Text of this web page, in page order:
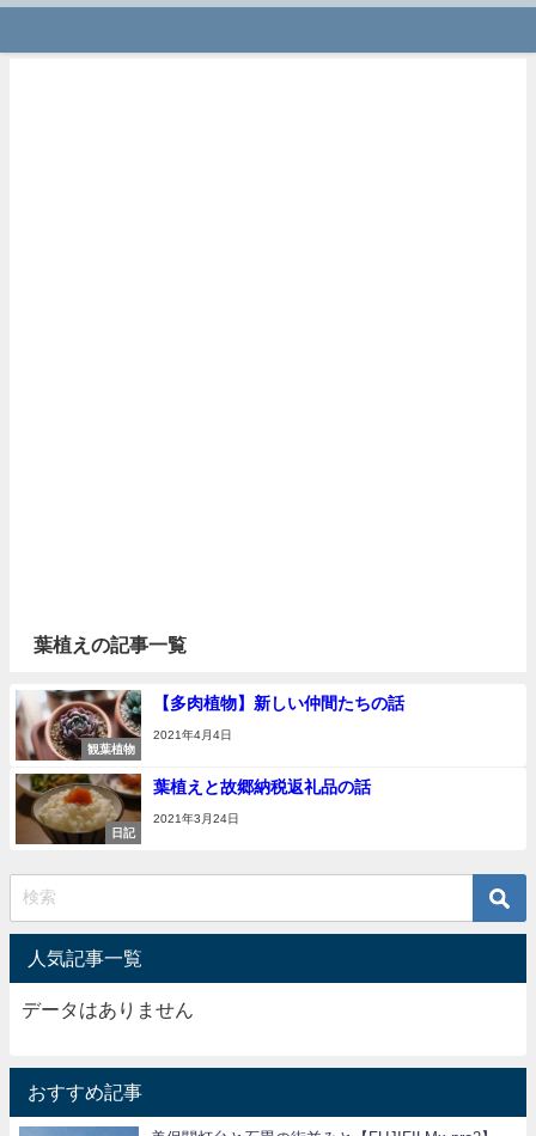
葉植えの記事一覧
観葉植物
【多肉植物】新しい仲間たちの話
2021年4月4日
日記
葉植えと故郷納税返礼品の話
2021年3月24日
人気記事一覧
データはありません
おすすめ記事